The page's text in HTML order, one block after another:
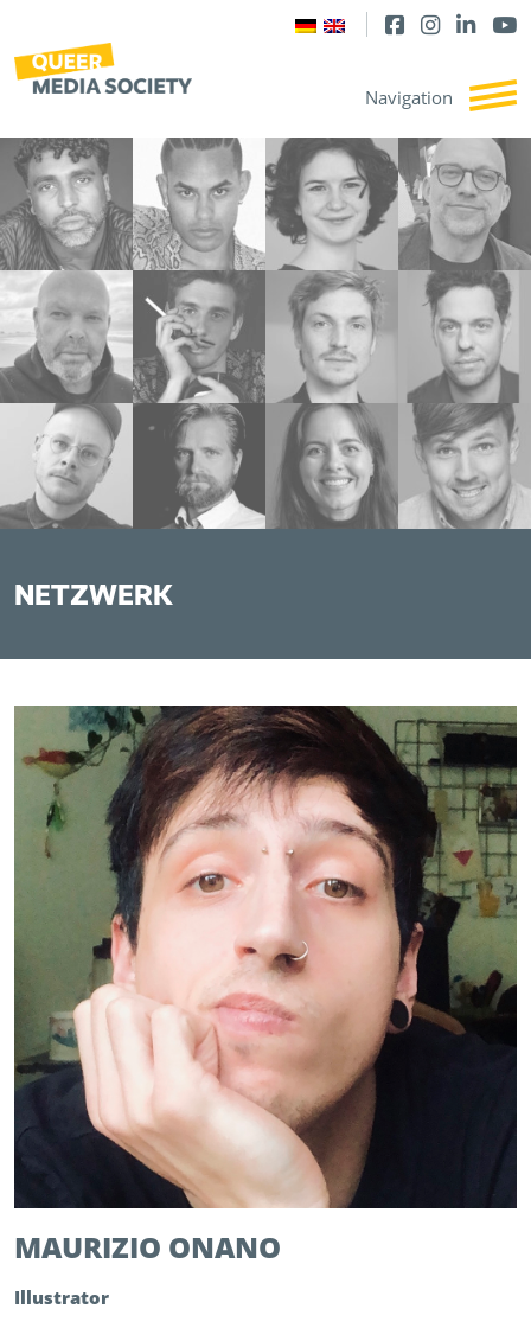
NETZWERK
MAURIZIO ONANO
Illustrator